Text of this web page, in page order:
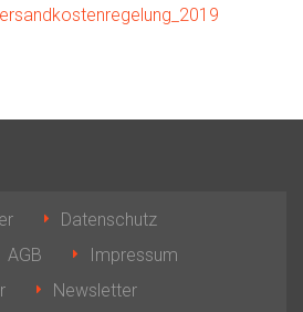
Datenschutz
AGB
Impressum
Newsletter